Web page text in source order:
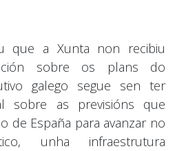
que a Xunta non recibiu
sobre os plans do
galego segue sen ter
sobre as previsións que
de España para avanzar no
unha infraestrutura